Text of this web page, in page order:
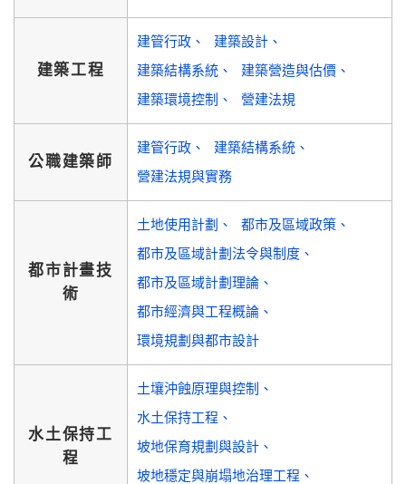
建築工程
建管行政
建築設計
建築結構系統
建築營造與估價
建築環境控制
營建法規
公職建築師
建管行政
建築結構系統
營建法規與實務
都市計畫技
術
土地使用計劃
都市及區域政策
都市及區域計劃法令與制度
都市及區域計劃理論
都市經濟與工程概論
環境規劃與都市設計
水土保持工
程
土壤沖蝕原理與控制
水土保持工程
坡地保育規劃與設計
坡地穩定與崩塌地治理工程